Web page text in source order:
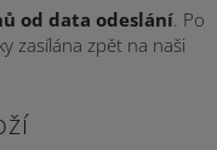
od data odeslání. Po
zasílána zpět na naši